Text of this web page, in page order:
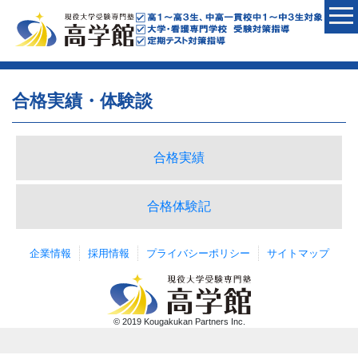
合格実績・体験談
合格実績
合格体験記
企業情報 採用情報 プライバシーポリシー サイトマップ
© 2019 Kougakukan Partners Inc.